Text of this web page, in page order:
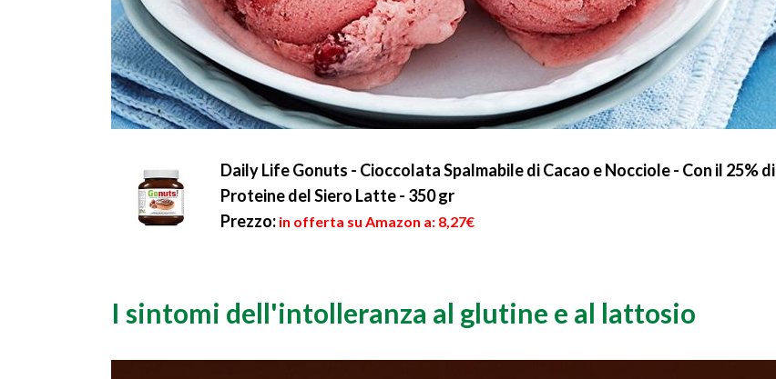
Daily Life Gonuts - Cioccolata Spalmabile di Cacao e Nocciole - Con il 25% di
Proteine del Siero Latte - 350 gr
Prezzo: in offerta su Amazon a: 8,27€
I sintomi dell'intolleranza al glutine e al lattosio